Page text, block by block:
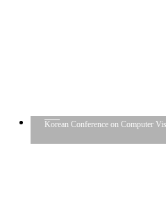
Korean Conference on Computer